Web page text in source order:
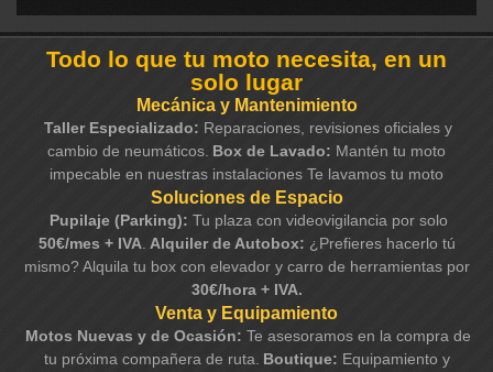
Todo lo que tu moto necesita, en un
solo lugar
Mecánica y Mantenimiento
Taller Especializado: Reparaciones, revisiones oficiales y
cambio de neumáticos. Box de Lavado: Mantén tu moto
impecable en nuestras instalaciones Te lavamos tu moto
Soluciones de Espacio
Pupilaje (Parking): Tu plaza con videovigilancia por solo
50€/mes + IVA. Alquiler de Autobox: ¿Prefieres hacerlo tú
mismo? Alquila tu box con elevador y carro de herramientas por
30€/hora + IVA.
Venta y Equipamiento
Motos Nuevas y de Ocasión: Te asesoramos en la compra de
tu próxima compañera de ruta. Boutique: Equipamiento y